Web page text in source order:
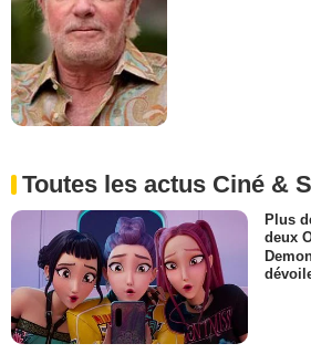
Toutes les actus Ciné &
Plus
deux